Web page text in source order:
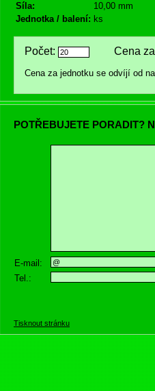
Síla:
10,00 mm
Jednotka / balení: ks
Počet: Cena za
Cena za jednotku se odvíjí od
POTŘEBUJETE PORADIT?
E-mail:
Tel.:
Tisknout stránku